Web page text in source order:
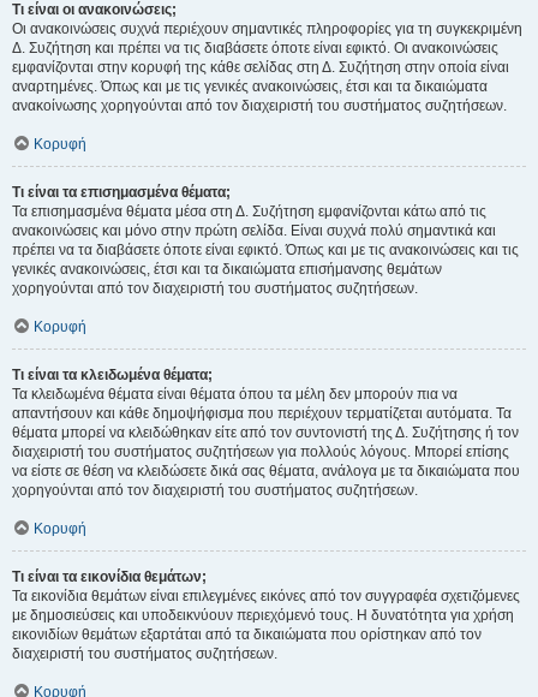
Τι είναι οι ανακοινώσεις;
Οι ανακοινώσεις συχνά περιέχουν σημαντικές πληροφορίες για τη συγκεκριμένη
Δ. Συζήτηση και πρέπει να τις διαβάσετε όποτε είναι εφικτό. Οι ανακοινώσεις
εμφανίζονται στην κορυφή της κάθε σελίδας στη Δ. Συζήτηση στην οποία είναι
αναρτημένες. Όπως και με τις γενικές ανακοινώσεις, έτσι και τα δικαιώματα
ανακοίνωσης χορηγούνται από τον διαχειριστή του συστήματος συζητήσεων.
Κορυφή
Τι είναι τα επισημασμένα θέματα;
Τα επισημασμένα θέματα μέσα στη Δ. Συζήτηση εμφανίζονται κάτω από τις
ανακοινώσεις και μόνο στην πρώτη σελίδα. Είναι συχνά πολύ σημαντικά και
πρέπει να τα διαβάσετε όποτε είναι εφικτό. Όπως και με τις ανακοινώσεις και τις
γενικές ανακοινώσεις, έτσι και τα δικαιώματα επισήμανσης θεμάτων
χορηγούνται από τον διαχειριστή του συστήματος συζητήσεων.
Κορυφή
Τι είναι τα κλειδωμένα θέματα;
Τα κλειδωμένα θέματα είναι θέματα όπου τα μέλη δεν μπορούν πια να
απαντήσουν και κάθε δημοψήφισμα που περιέχουν τερματίζεται αυτόματα. Τα
θέματα μπορεί να κλειδώθηκαν είτε από τον συντονιστή της Δ. Συζήτησης ή τον
διαχειριστή του συστήματος συζητήσεων για πολλούς λόγους. Μπορεί επίσης
να είστε σε θέση να κλειδώσετε δικά σας θέματα, ανάλογα με τα δικαιώματα που
χορηγούνται από τον διαχειριστή του συστήματος συζητήσεων.
Κορυφή
Τι είναι τα εικονίδια θεμάτων;
Τα εικονίδια θεμάτων είναι επιλεγμένες εικόνες από τον συγγραφέα σχετιζόμενες
με δημοσιεύσεις και υποδεικνύουν περιεχόμενό τους. Η δυνατότητα για χρήση
εικονιδίων θεμάτων εξαρτάται από τα δικαιώματα που ορίστηκαν από τον
διαχειριστή του συστήματος συζητήσεων.
Κορυφή